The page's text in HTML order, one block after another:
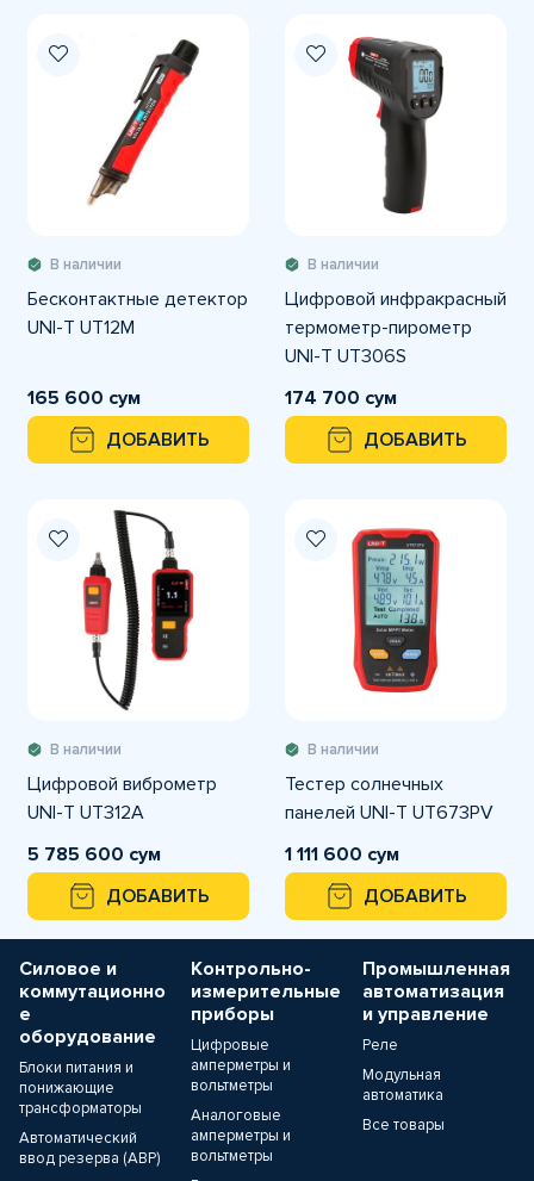
В наличии
Бесконтактные детектор
UNI-T UT12M
165 600 сум
ДОБАВИТЬ
В наличии
Цифровой инфракрасный
термометр-пирометр
UNI-T UT306S
174 700 сум
ДОБАВИТЬ
В наличии
Цифровой виброметр
UNI-T UT312A
5 785 600 сум
ДОБАВИТЬ
В наличии
Тестер солнечных
панелей UNI-T UT673PV
1 111 600 сум
ДОБАВИТЬ
Силовое и
коммутационно
е
оборудование
Блоки питания и
понижающие
трансформаторы
Автоматический
ввод резерва (АВР)
Контрольно-
измерительные
приборы
Цифровые
амперметры и
вольтметры
Аналоговые
амперметры и
вольтметры
Промышленная
автоматизация
и управление
Реле
Модульная
автоматика
Все товары